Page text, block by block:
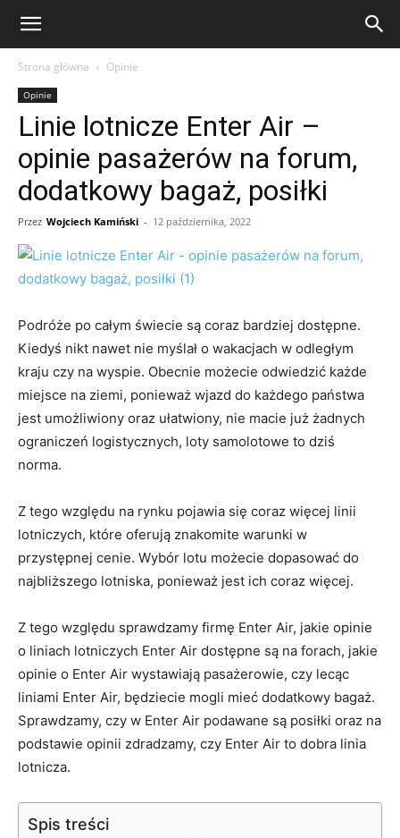
eFakty24.pl
Strona główna Opinie
Opinie
Linie lotnicze Enter Air –
opinie pasażerów na forum,
dodatkowy bagaż, posiłki
Przez Wojciech Kamiński - 12 października, 2022
Podróże po całym świecie są coraz bardziej dostępne.
Kiedyś nikt nawet nie myślał o wakacjach w odległym
kraju czy na wyspie. Obecnie możecie odwiedzić każde
miejsce na ziemi, ponieważ wjazd do każdego państwa
jest umożliwiony oraz ułatwiony, nie macie już żadnych
ograniczeń logistycznych, loty samolotowe to dziś
norma.
Z tego względu na rynku pojawia się coraz więcej linii
lotniczych, które oferują znakomite warunki w
przystępnej cenie. Wybór lotu możecie dopasować do
najbliższego lotniska, ponieważ jest ich coraz więcej.
Z tego względu sprawdzamy firmę Enter Air, jakie opinie
o liniach lotniczych Enter Air dostępne są na forach, jakie
opinie o Enter Air wystawiają pasażerowie, czy lecąc
liniami Enter Air, będziecie mogli mieć dodatkowy bagaż.
Sprawdzamy, czy w Enter Air podawane są posiłki oraz na
podstawie opinii zdradzamy, czy Enter Air to dobra linia
lotnicza.
Spis treści